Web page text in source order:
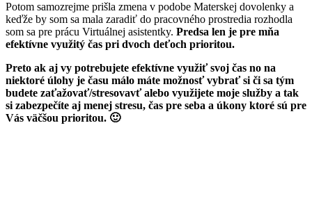
Potom samozrejme prišla zmena v podobe Materskej dovolenky a
keďže by som sa mala zaradiť do pracovného prostredia rozhodla
som sa pre prácu Virtuálnej asistentky. Predsa len je pre mňa
efektívne využitý čas pri dvoch deťoch prioritou.
Preto ak aj vy potrebujete efektívne využiť svoj čas no na
niektoré úlohy je času málo máte možnosť vybrať si či sa tým
budete zaťažovať/stresovavť alebo využijete moje služby a tak
si zabezpečíte aj menej stresu, čas pre seba a úkony ktoré sú pre
Vás väčšou prioritou. 🙂